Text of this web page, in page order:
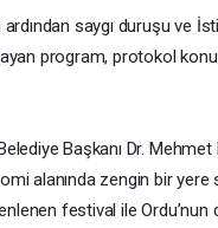
saygı duruşu ve
program, protokol
Başkanı Dr. Mehmet
alanında zengin bir yere
festival ile Ordu’nun